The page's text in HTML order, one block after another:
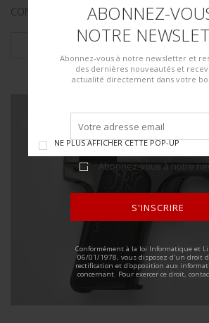
ABONNEZ-
NOTRE
Abonnez-vous à notre newsletter et
des dernières nouveautés et
actualité directement dans votre
Abonnez-vous à notre
S'INSCRIRE
Conformément à la loi Informatique et
06/01/1978, vous disposez d'un droit
rectification et d'opposition aux
concernant. Pour exercer ce droit,
NE PLUS AFFICHER CETTE POP-UP
CONDITION :
PLUS DE DÉTAILS